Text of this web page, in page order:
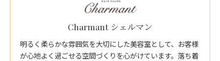
Charmant シェルマン
明るく柔らかな雰囲気を大切にした美容室として、お客様
が心地よく過ごせる空間づくりを心がけています。落ち着